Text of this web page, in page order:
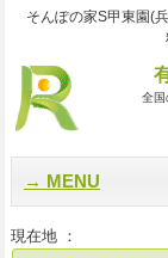
そんぽの家S甲東園(
全国
MENU
現在地 ：